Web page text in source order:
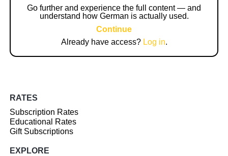
Go further and experience the full content — and
understand how German is actually used.
Continue
Already have access? Log in.
RATES
Subscription Rates
Educational Rates
Gift Subscriptions
EXPLORE